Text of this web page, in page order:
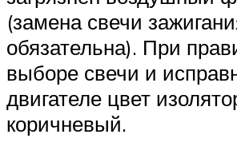
(замена свечи
обязательна). При
выборе свечи и
двигателе цвет
коричневый.